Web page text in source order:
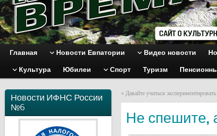
Главная Новости Евпатории Видео новости
Культура Юбилеи Спорт Туризм
Новости ИФНС России
№6
« Давайте учиться экспериментировать
Не спешите,